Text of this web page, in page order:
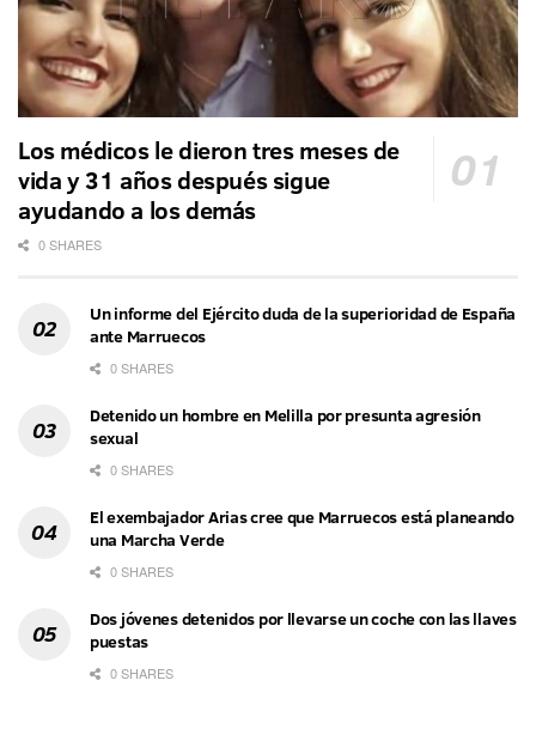
Los médicos le dieron tres meses de
vida y 31 años después sigue
ayudando a los demás
0 SHARES
Un informe del Ejército duda de la superioridad de España
ante Marruecos
0 SHARES
Detenido un hombre en Melilla por presunta agresión
sexual
0 SHARES
El exembajador Arias cree que Marruecos está planeando
una Marcha Verde
0 SHARES
Dos jóvenes detenidos por llevarse un coche con las llaves
puestas
0 SHARES